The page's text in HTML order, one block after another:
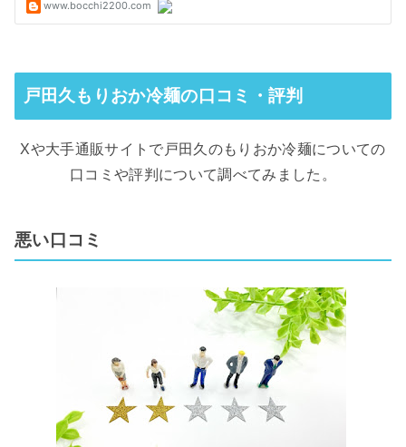
戸田久もりおか冷麺の口コミ・評判
Xや大手通販サイトで戸田久のもりおか冷麺についての
口コミや評判について調べてみました。
悪い口コミ